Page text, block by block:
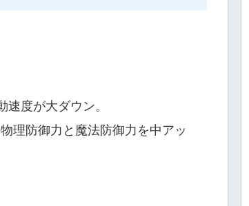
度が大ダウン。
理防御力と魔法防御力を中アッ